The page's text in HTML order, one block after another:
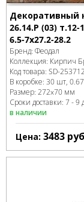
Декоративный
26.14.Р (03)
6.5-7x27.2-28.2
Бренд: Феодал
Коллекция: Кирпич
Код товара: SD-253712
В коробке: 30 шт,
Размер: 272x70 мм
Сроки доставки: 7 - 9
в наличии
Цена: 3483